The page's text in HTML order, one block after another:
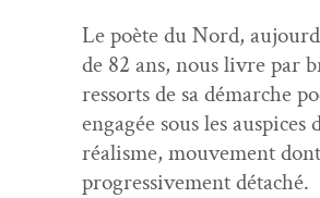
Le poète du Nord,
de 82 ans, nous livre par
ressorts de sa démarche
engagée sous les
réal­isme, mou­ve­ment dont
pro­gres­sive­ment détaché.